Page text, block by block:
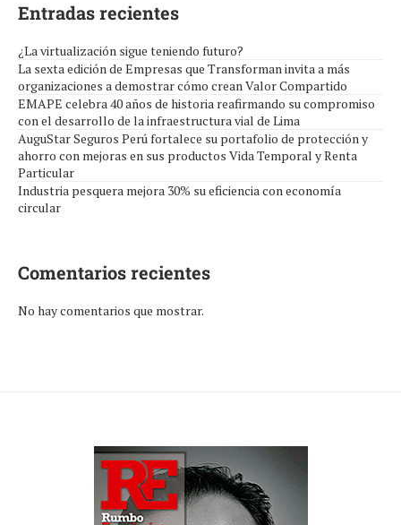
Entradas recientes
¿La virtualización sigue teniendo futuro?
La sexta edición de Empresas que Transforman invita a más
organizaciones a demostrar cómo crean Valor Compartido
EMAPE celebra 40 años de historia reafirmando su compromiso
con el desarrollo de la infraestructura vial de Lima
AuguStar Seguros Perú fortalece su portafolio de protección y
ahorro con mejoras en sus productos Vida Temporal y Renta
Particular
Industria pesquera mejora 30% su eficiencia con economía
circular
Comentarios recientes
No hay comentarios que mostrar.